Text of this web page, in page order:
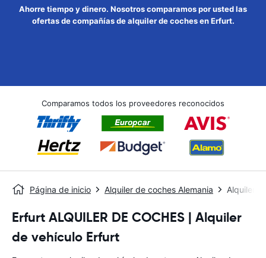
Ahorre tiempo y dinero. Nosotros comparamos por usted las
ofertas de compañías de alquiler de coches en Erfurt.
Comparamos todos los proveedores reconocidos
Página de inicio Alquiler de coches Alemania Alquiler
Erfurt ALQUILER DE COCHES | Alquiler
de vehículo Erfurt